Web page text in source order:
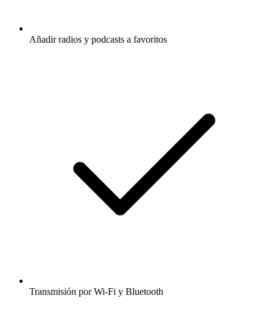
Añadir radios y podcasts a favoritos
Transmisión por Wi-Fi y Bluetooth